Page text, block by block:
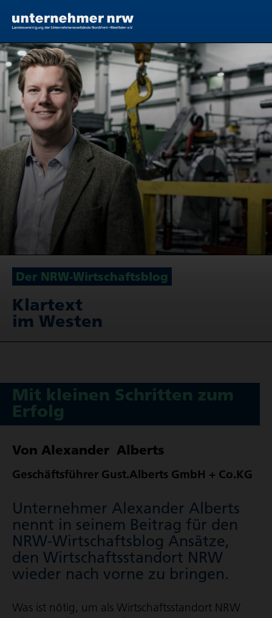
Der NRW-Wirt­schafts­blog
Klartext
im Westen
Mit kleinen Schritten zum
Erfolg
Von Alexander Alberts
Geschäfts­führer Gust.Alberts GmbH + Co.KG
Unternehmer Alexander Alberts
nennt in seinem Beitrag für den
NRW-Wirt­schafts­blog Ansätze,
den Wirt­schafts­standort NRW
wieder nach vorne zu bringen.
Was ist nötig, um als Wirt­schafts­standort NRW